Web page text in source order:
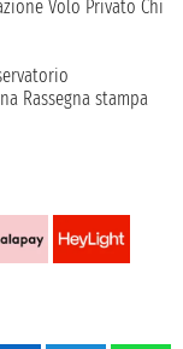
Volo Privato Chi
Rassegna stampa